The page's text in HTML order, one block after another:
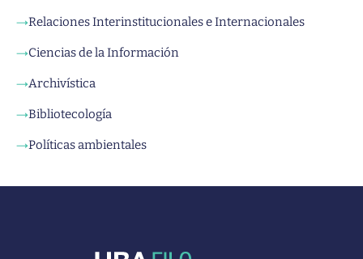
→Relaciones Interinstitucionales e Internacionales
→Ciencias de la Información
→Archivística
→Bibliotecología
→Políticas ambientales